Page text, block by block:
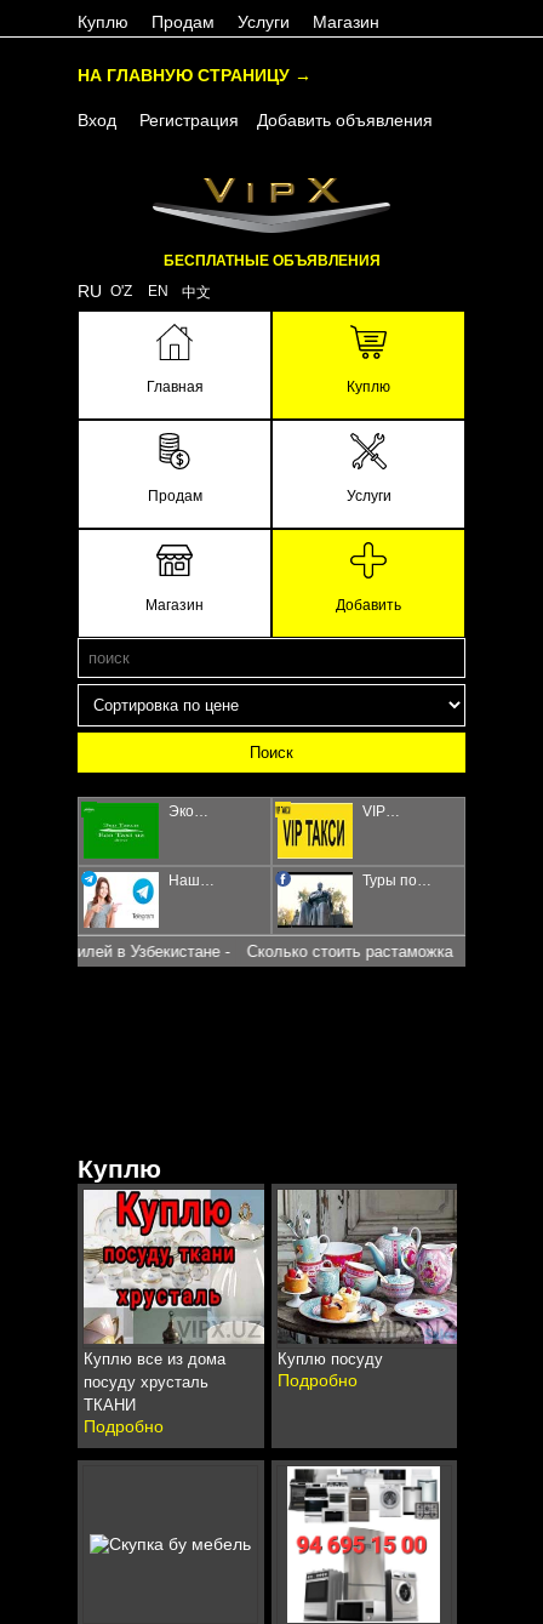
Куплю Продам Услуги Магазин
НА ГЛАВНУЮ СТРАНИЦУ →
Вход Регистрация Добавить объявления
БЕСПЛАТНЫЕ ОБЪЯВЛЕНИЯ
RU O'Z EN 中文
Главная Куплю
Продам Услуги
Магазин Добавить
Эко… VIP…
Наш… Туры по…
в Узбекистане - Сколько стоить растаможка
Куплю
Куплю все из дома
посуду хрусталь
ТКАНИ
Подробно
Куплю посуду
Подробно